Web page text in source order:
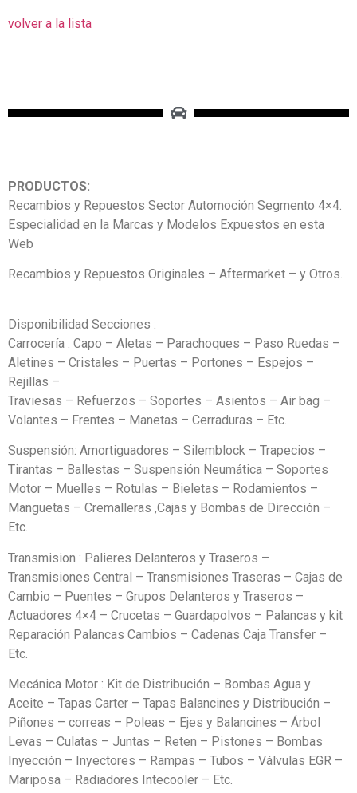
volver a la lista
PRODUCTOS:
Recambios y Repuestos Sector Automoción Segmento 4×4.
Especialidad en la Marcas y Modelos Expuestos en esta
Web
Recambios y Repuestos Originales – Aftermarket – y Otros.
Disponibilidad Secciones :
Carrocería : Capo – Aletas – Parachoques – Paso Ruedas –
Aletines – Cristales – Puertas – Portones – Espejos –
Rejillas –
Traviesas – Refuerzos – Soportes – Asientos – Air bag –
Volantes – Frentes – Manetas – Cerraduras – Etc.
Suspensión: Amortiguadores – Silemblock – Trapecios –
Tirantas – Ballestas – Suspensión Neumática – Soportes
Motor – Muelles – Rotulas – Bieletas – Rodamientos –
Manguetas – Cremalleras ,Cajas y Bombas de Dirección –
Etc.
Transmision : Palieres Delanteros y Traseros –
Transmisiones Central – Transmisiones Traseras – Cajas de
Cambio – Puentes – Grupos Delanteros y Traseros –
Actuadores 4×4 – Crucetas – Guardapolvos – Palancas y kit
Reparación Palancas Cambios – Cadenas Caja Transfer –
Etc.
Mecánica Motor : Kit de Distribución – Bombas Agua y
Aceite – Tapas Carter – Tapas Balancines y Distribución –
Piñones – correas – Poleas – Ejes y Balancines – Árbol
Levas – Culatas – Juntas – Reten – Pistones – Bombas
Inyección – Inyectores – Rampas – Tubos – Válvulas EGR –
Mariposa – Radiadores Intecooler – Etc.